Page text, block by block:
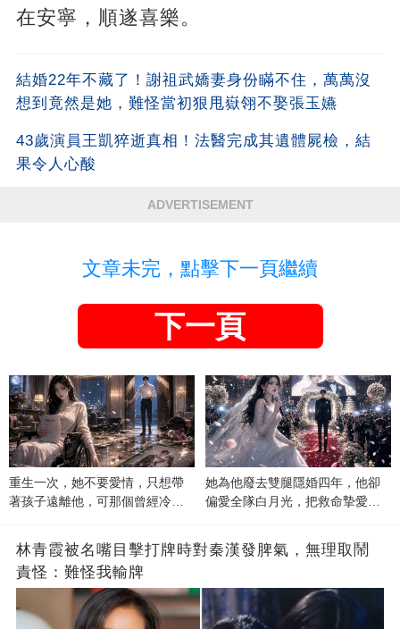
在安寧，順遂喜樂。
結婚22年不藏了！謝祖武嬌妻身份瞞不住，萬萬沒
想到竟然是她，難怪當初狠甩嶽翎不娶張玉嬿
43歲演員王凱猝逝真相！法醫完成其遺體屍檢，結
果令人心酸
ADVERTISEMENT
文章未完，點擊下一頁繼續
下一頁
重生一次，她不要愛情，只想帶
著孩子遠離他，可那個曾經冷漠
她為他廢去雙腿隱婚四年，他卻
偏愛全隊白月光，把救命摯愛當
林青霞被名嘴目擊打牌時對秦漢發脾氣，無理取鬧
責怪：難怪我輸牌